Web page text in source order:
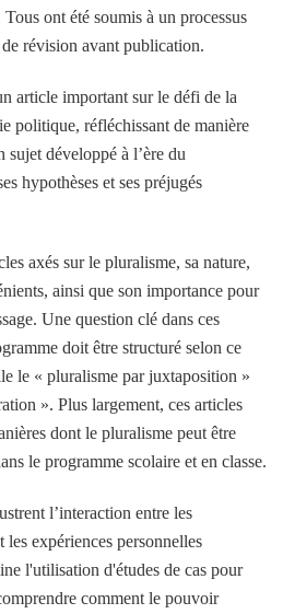
ont été soumis à un processus
révision avant publication.
article important sur le défi de la
politique, réfléchissant de manière
développé à l’ère du
hypothèses et ses préjugés
axés sur le pluralisme, sa nature,
ainsi que son importance pour
Une question clé dans ces
doit être structuré selon ce
le « pluralisme par juxtaposition »
». Plus largement, ces articles
dont le pluralisme peut être
le programme scolaire et en classe.
l’interaction entre les
les expériences personnelles
l'utilisation d'études de cas pour
comment le pouvoir